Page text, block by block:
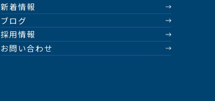
新着情報
ブログ
採用情報
お問い合わせ